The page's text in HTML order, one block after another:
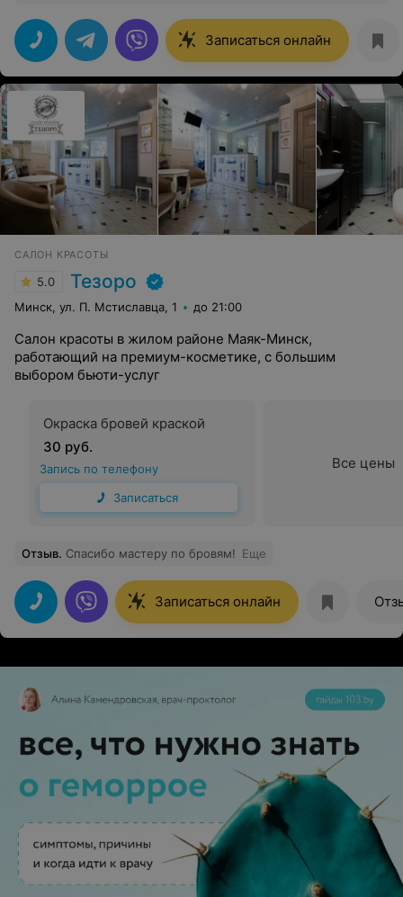
рекомендую мастера, кому нужен естественный
результат.
Записаться онлайн
САЛОН КРАСОТЫ
5.0 Тезоро
Минск, ул. П. Мстиславца, 1 до 21:00
Салон красоты в жилом районе Маяк-Минск,
работающий на премиум-косметике, с большим
выбором бьюти-услуг
Окраска бровей краской
30 руб.
Запись по телефону
Записаться
Все цены
Отзыв. Спасибо мастеру по бровям! Еще
Записаться онлайн